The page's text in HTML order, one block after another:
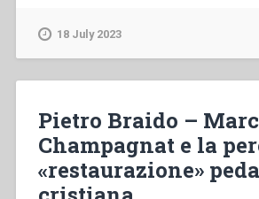
idea
di
educazione:
18 July 2023
Pietro Braido –
Champagnat e la
«restaurazione»